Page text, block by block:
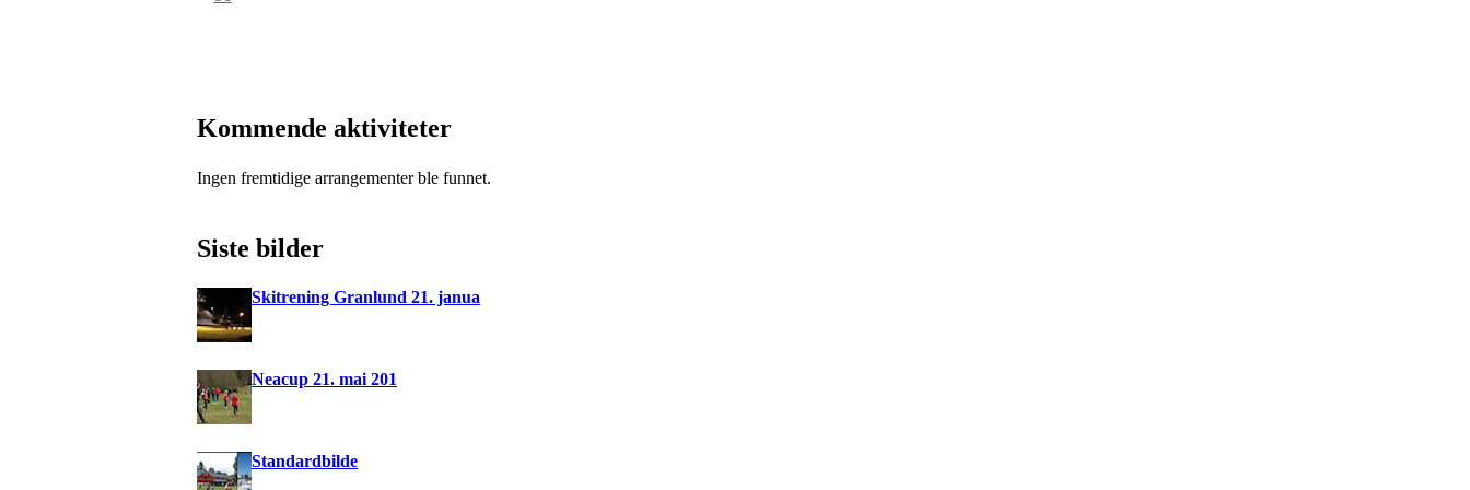
Kommende aktiviteter
Ingen fremtidige arrangementer ble funnet.
Siste bilder
Skitrening Granlund 21. janua
Neacup 21. mai 201
Standardbilde